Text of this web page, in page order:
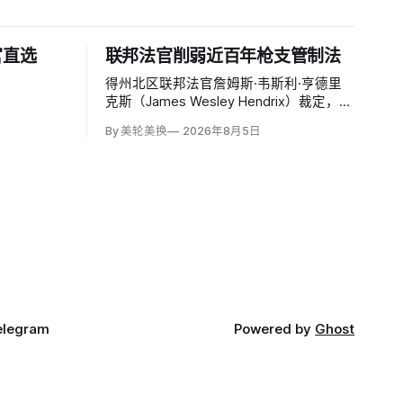
选 联邦法官削弱近百年枪支管制法
得州北区联邦法官詹姆斯·韦斯利·亨德里
克斯（James Wesley Hendrix）裁定，
和消音器的登记及许可要求违宪。1934年
By 美轮美换 2026年8月5日
Powered by Ghost